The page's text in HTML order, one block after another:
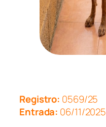
Registro: 0569/25
Entrada: 06/11/2025